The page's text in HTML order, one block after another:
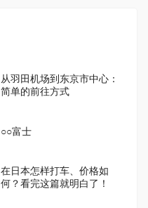
从羽田机场到东京市中心：
简单的前往方式
○○富士
在日本怎样打车、价格如
何？看完这篇就明白了！